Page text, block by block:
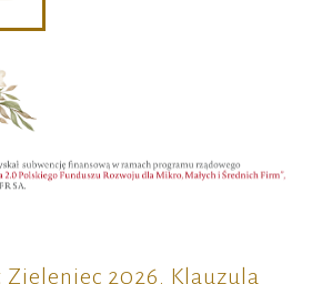
2026. Klauzula